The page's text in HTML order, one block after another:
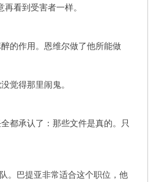
看到受害者一样。
的作用。恩维尔做了他所能做
觉得那里闹鬼。
都承认了：那些文件是真的。只
。巴提亚非常适合这个职位，他